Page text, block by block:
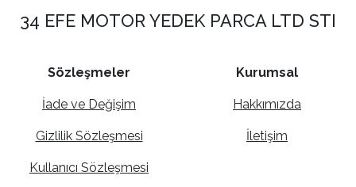
34 EFE MOTOR YEDEK PARCA LTD STI
Sözleşmeler
İade ve Değişim
Gizlilik Sözleşmesi
Kullanıcı Sözleşmesi
Kurumsal
Hakkımızda
İletişim